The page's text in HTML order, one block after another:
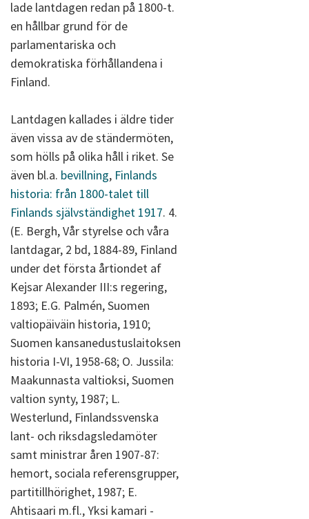
lade lantdagen redan på 1800-t.
en hållbar grund för de
parlamentariska och
demokratiska förhållandena i
Finland.
Lantdagen kallades i äldre tider
även vissa av de ständermöten,
som hölls på olika håll i riket. Se
även bl.a. bevillning, Finlands
historia: från 1800-talet till
Finlands självständighet 1917. 4.
(E. Bergh, Vår styrelse och våra
lantdagar, 2 bd, 1884-89, Finland
under det första årtiondet af
Kejsar Alexander III:s regering,
1893; E.G. Palmén, Suomen
valtiopäiväin historia, 1910;
Suomen kansanedustuslaitoksen
historia I-VI, 1958-68; O. Jussila:
Maakunnasta valtioksi, Suomen
valtion synty, 1987; L.
Westerlund, Finlandssvenska
lant- och riksdagsledamöter
samt ministrar åren 1907-87:
hemort, sociala referensgrupper,
partitillhörighet, 1987; E.
Ahtisaari m.fl., Yksi kamari -